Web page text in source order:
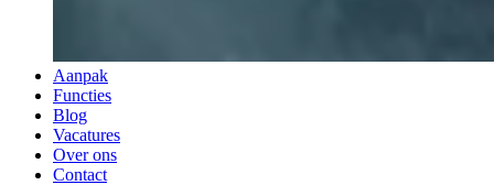
Aanpak
Functies
Blog
Vacatures
Over ons
Contact